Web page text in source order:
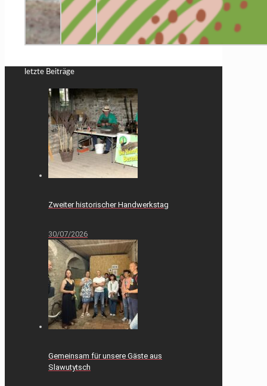
letzte Beiträge
Zweiter historischer Handwerkstag
30/07/2026
Gemeinsam für unsere Gäste aus
Slawutytsch